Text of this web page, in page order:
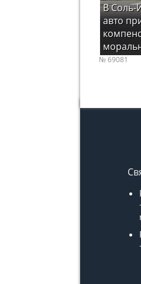
В Соль-
авто
№ 69081